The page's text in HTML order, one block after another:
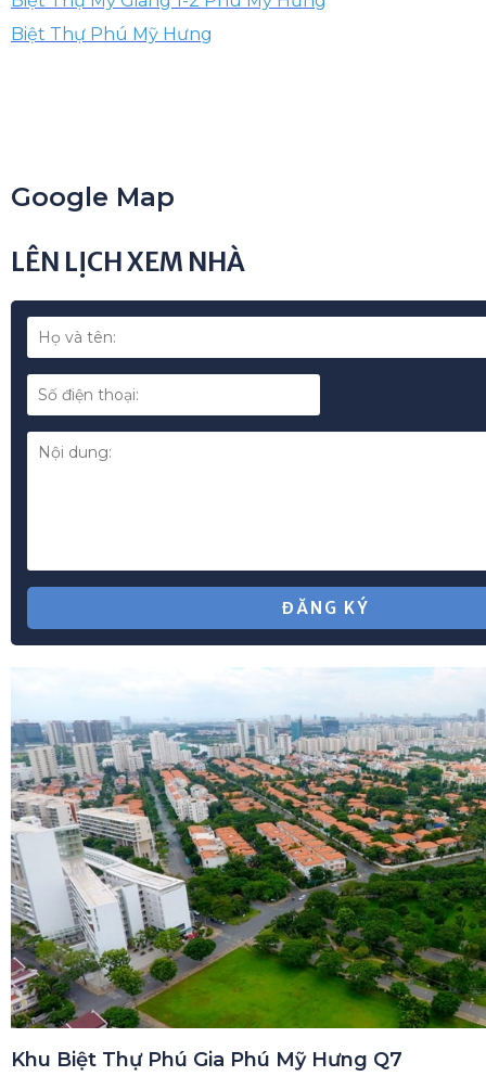
Biệt Thự Phú Mỹ Hưng
LÊN LỊCH XEM NHÀ
*
ĐĂNG KÝ
Khu Biệt Thự Phú Gia Phú Mỹ Hưng Q7
Đội ngũ nhân viên tậm tâm của chúng tôi sẽ là